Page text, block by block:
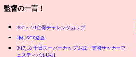
監督の一言！
■
3/31～4/1仁保チャレンジカップ
■
神村SC6送会
■
3/17,18 千田スーパーカップU-12、笠岡サッカーフ
ェスティバルU-11